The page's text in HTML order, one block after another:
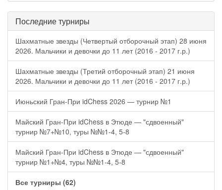
Последние турниры
Шахматные звезды (Четвертый отборочный этап) 28 июня
2026. Мальчики и девочки до 11 лет (2016 - 2017 г.р.)
Шахматные звезды (Третий отборочный этап) 21 июня
2026. Мальчики и девочки до 11 лет (2016 - 2017 г.р.)
Июньский Гран-При idChess 2026 — турнир №1
Майский Гран-При idChess в Этюде — "сдвоенный"
турнир №7+№10, туры №№1-4, 5-8
Майский Гран-При idChess в Этюде — "сдвоенный"
турнир №1+№4, туры №№1-4, 5-8
Все турниры (62)